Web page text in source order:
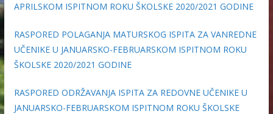
APRILSKOM ISPITNOM ROKU ŠKOLSKE 2020/2021 GODINE
RASPORED POLAGANJA MATURSKOG ISPITA ZA VANREDNE
UČENIKE U JANUARSKO-FEBRUARSKOM ISPITNOM ROKU
ŠKOLSKE 2020/2021 GODINE
RASPORED ODRŽAVANJA ISPITA ZA REDOVNE UČENIKE U
JANUARSKO-FEBRUARSKOM ISPITNOM ROKU ŠKOLSKE